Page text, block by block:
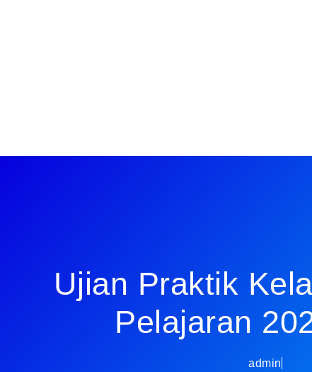
Ujian Praktik
Pelajaran
admin